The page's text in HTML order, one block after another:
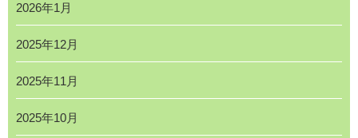
2026年1月
2025年12月
2025年11月
2025年10月